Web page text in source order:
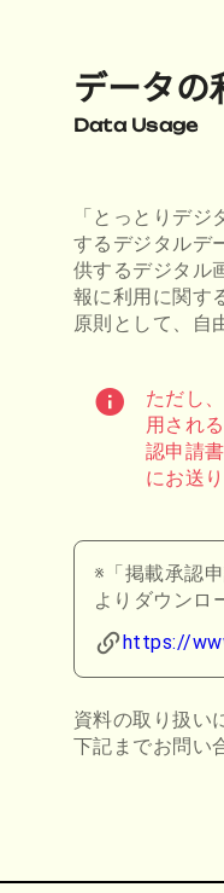
データの
Data Usage
「とっとりデ
するデジタルデ
供するデジタル
報に利用に関す
原則として、自
ただし
用され
認申請
にお送
※「掲載承認
よりダウンロ
https://
資料の取り扱い
下記までお問い